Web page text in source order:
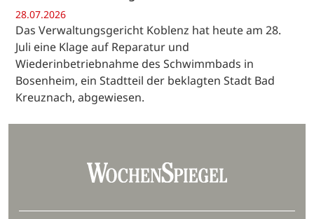
28.07.2026
Das Verwaltungsgericht Koblenz hat heute am 28.
Juli eine Klage auf Reparatur und
Wiederinbetriebnahme des Schwimmbads in
Bosenheim, ein Stadtteil der beklagten Stadt Bad
Kreuznach, abgewiesen.